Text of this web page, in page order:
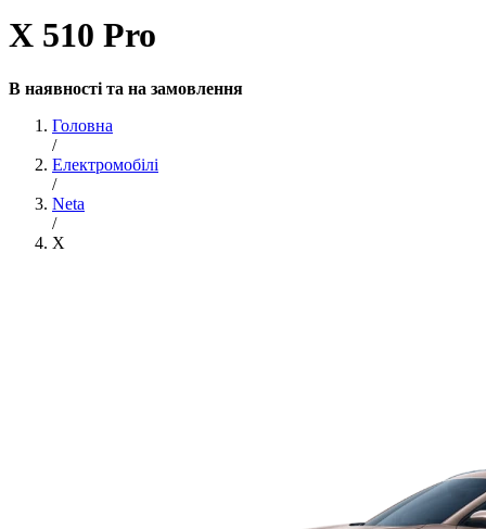
X 510 Pro
В наявності та на замовлення
Головна
/
Електромобілі
/
Neta
/
X